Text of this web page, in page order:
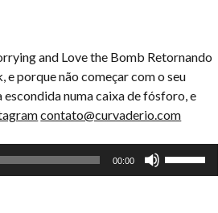
and Love the Bomb Retornando
porque não começar com o seu
numa caixa de fósforo, e
contato@curvaderio.com
00:00